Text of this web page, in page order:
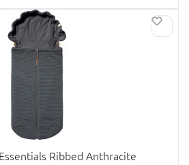
Ribbed Anthracite